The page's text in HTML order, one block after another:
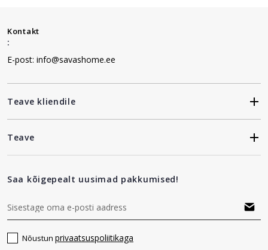
Kontakt
:
E-post: info@savashome.ee
Teave kliendile
Teave
Saa kõigepealt uusimad pakkumised!
Nõustun privaatsuspoliitikaga